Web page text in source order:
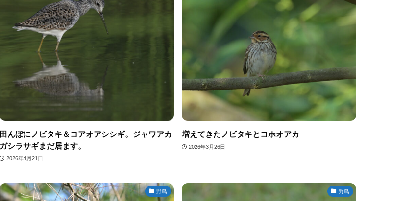
田んぼにノビタキ＆コアオアシシギ。ジャワアカ
ガシラサギまだ居ます。
2026年4月21日
増えてきたノビタキとコホオアカ
2026年3月26日
野鳥 野鳥